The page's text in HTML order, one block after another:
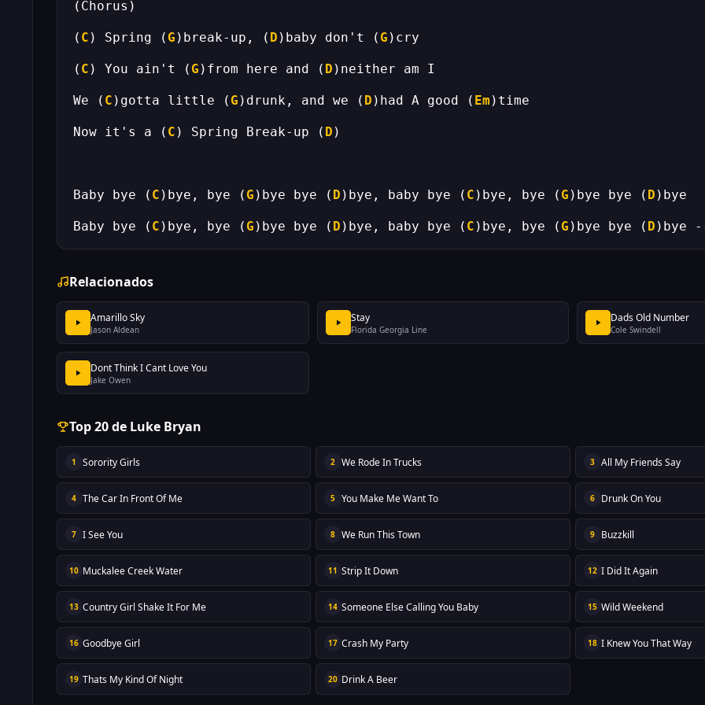
( C ) Spring ( G )break-up, ( D )baby don't ( G
( C ) You ain't ( G )from here and ( D
We ( C )gotta little ( G )drunk, and we ( D )had A good ( Em
Now it's a ( C ) Spring Break-up ( D
Baby bye ( C )bye, bye ( G )bye bye ( D )bye, baby bye ( C )bye, bye ( G )bye bye ( D
Baby bye ( C )bye, bye ( G )bye bye ( D )bye, baby bye ( C )bye, bye ( G )bye bye ( D )bye
Relacionados
Amarillo Sky
Jason Aldean
Stay
Florida Georgia Line
Dads Old Number
Cole Swindell
Dont Think I Cant Love You
Jake Owen
Top 20 de Luke Bryan
1 Sorority Girls 2 We Rode In Trucks 3 All My Friends Say
4 The Car In Front Of Me 5 You Make Me Want To 6 Drunk On You
7 I See You 8 We Run This Town 9 Buzzkill
10 Muckalee Creek Water 11 Strip It Down 12 I Did It Again
13 Country Girl Shake It For Me 14 Someone Else Calling You Baby 15 Wild Weekend
16 Goodbye Girl 17 Crash My Party 18 I Knew You That Way
19 Thats My Kind Of Night 20 Drink A Beer